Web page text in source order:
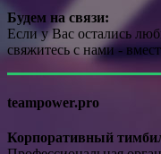
Будем на связи:
Если у Вас остались
свяжитесь с нами -
teampower.pro
Корпоративный